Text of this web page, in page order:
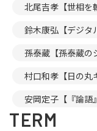
北尾吉孝【世相を
鈴木康弘【デジタ
孫泰蔵【孫泰蔵の
村口和孝【日の丸
安岡定子【『論語
TERM